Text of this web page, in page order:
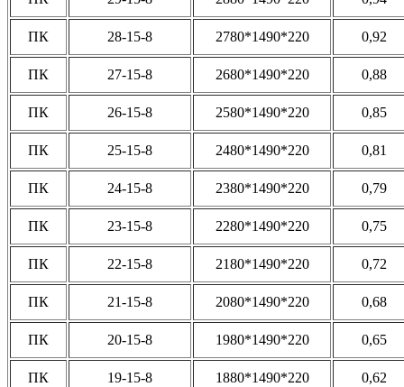
ПК 28-15-8 2780*1490*220 0,92
ПК 27-15-8 2680*1490*220 0,88
ПК 26-15-8 2580*1490*220 0,85
ПК 25-15-8 2480*1490*220 0,81
ПК 24-15-8 2380*1490*220 0,79
ПК 23-15-8 2280*1490*220 0,75
ПК 22-15-8 2180*1490*220 0,72
ПК 21-15-8 2080*1490*220 0,68
ПК 20-15-8 1980*1490*220 0,65
ПК 19-15-8 1880*1490*220 0,62